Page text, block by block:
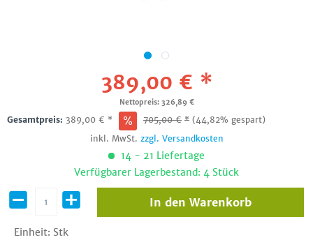
389,00 € *
Nettopreis: 326,89 €
Gesamtpreis: 389,00 € * 705,00€ * (44,82% gespart)
inkl. MwSt. zzgl. Versandkosten
14 - 21 Liefertage
Verfügbarer Lagerbestand: 4 Stück
Einheit: Stk
In den Warenkorb